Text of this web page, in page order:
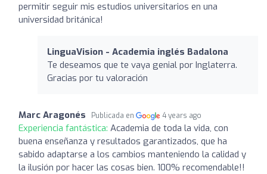
permitir seguir mis estudios universitarios en una
universidad británica!
LinguaVision - Academia inglés Badalona
Te deseamos que te vaya genial por Inglaterra.
Gracias por tu valoración
Marc Aragonés Publicada en 4 years ago
Experiencia fantástica: Academia de toda la vida, con
buena enseñanza y resultados garantizados, que ha
sabido adaptarse a los cambios manteniendo la calidad y
la ilusión por hacer las cosas bien. 100% recomendable!!